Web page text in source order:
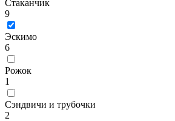
Стаканчик
9
Эскимо
6
Рожок
1
Сэндвичи и трубочки
2